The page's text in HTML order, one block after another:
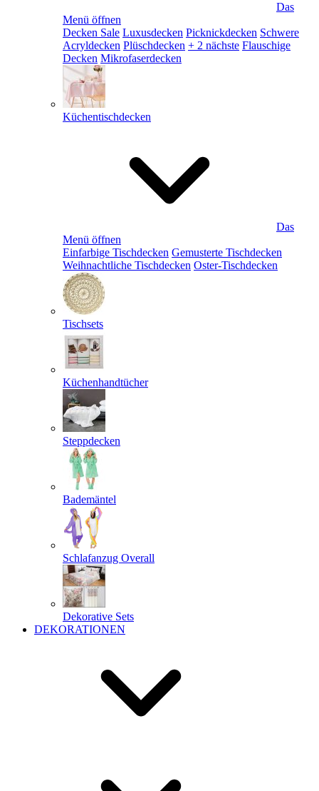
Das
Menü öffnen
Decken Sale Luxusdecken Picknickdecken Schwere
Acryldecken Plüschdecken + 2 nächste Flauschige
Decken Mikrofaserdecken
Küchentischdecken
Das
Menü öffnen
Einfarbige Tischdecken Gemusterte Tischdecken
Weihnachtliche Tischdecken Oster-Tischdecken
Tischsets
Küchenhandtücher
Steppdecken
Bademäntel
Schlafanzug Overall
Dekorative Sets
DEKORATIONEN